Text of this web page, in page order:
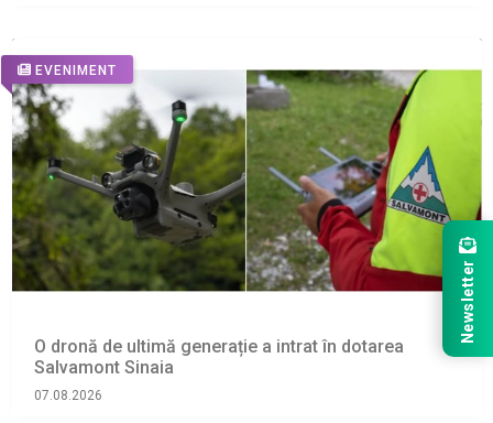
EVENIMENT
O dronă de ultimă generație a intrat în dotarea
Salvamont Sinaia
07.08.2026
Newsletter